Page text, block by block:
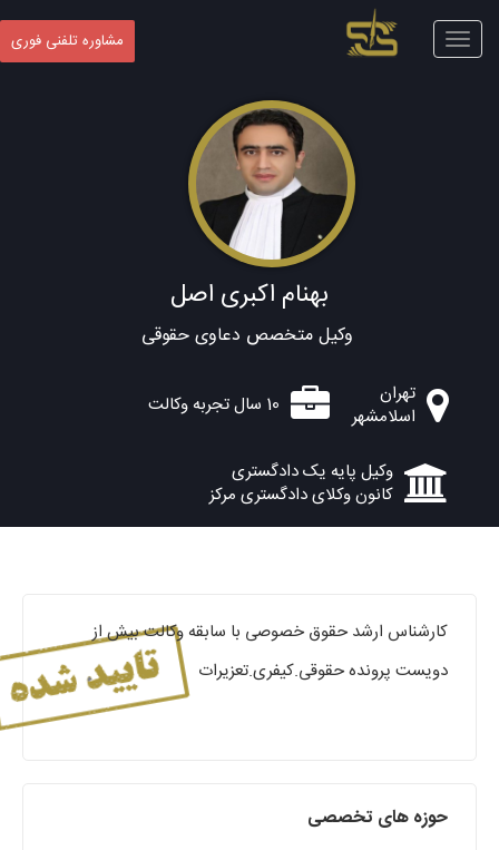
Toggle
navigation
مشاوره تلفنی فوری
بهنام اکبری اصل
وکیل متخصص دعاوی حقوقی
تهران
اسلامشهر
10 سال تجربه وکالت
وکیل پایه یک دادگستری
کانون وکلای دادگستری مرکز
کارشناس ارشد حقوق خصوصی با سابقه وکالت بیش از
دویست پرونده حقوقی.کیفری.تعزیرات
حوزه های تخصصی